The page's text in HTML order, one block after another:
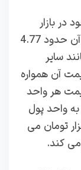
در بازار
ارزهای دیجیتال بوده که ارزش کل سهام آن حدود 4.77
سایر
آن همواره
هر واحد
باشد که به واحد پول
آن حدود 7 میلیون و 160 هزار تومان می
کند.